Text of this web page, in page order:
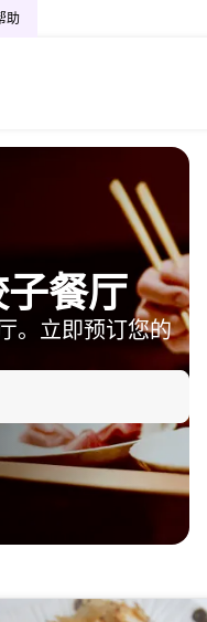
助
餐厅
。立即预订您的